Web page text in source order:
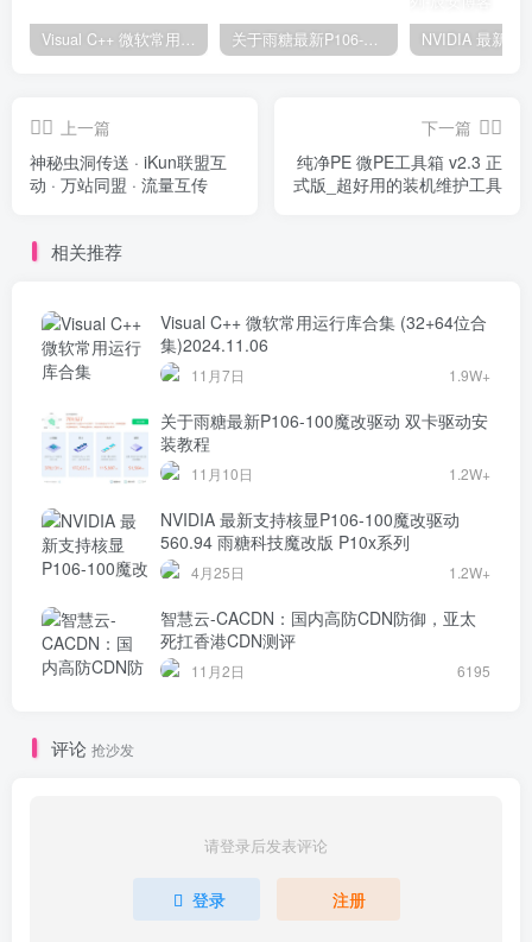
Visual C++ 微软常用运行库合集 (32+64位合集)2024.11.06 关于雨糖最新P106-100魔改驱动 双卡驱动安装教程
上一篇
神秘虫洞传送 · iKun联盟互
动 · 万站同盟 · 流量互传
下一篇
纯净PE 微PE工具箱 v2.3 正
式版_超好用的装机维护工具
相关推荐
Visual C++ 微软常用运行库合集 (32+64位合
集)2024.11.06
11月7日 1.9W+
关于雨糖最新P106-100魔改驱动 双卡驱动安
装教程
11月10日 1.2W+
NVIDIA 最新支持核显P106-100魔改驱动
560.94 雨糖科技魔改版 P10x系列
4月25日 1.2W+
智慧云-CACDN：国内高防CDN防御，亚太
死扛香港CDN测评
11月2日 6195
评论 抢沙发
请登录后发表评论
登录 注册